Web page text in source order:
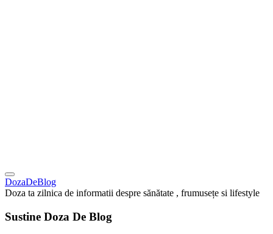
DozaDeBlog
Doza ta zilnica de informatii despre sănătate , frumusețe si lifestyle
Sustine Doza De Blog